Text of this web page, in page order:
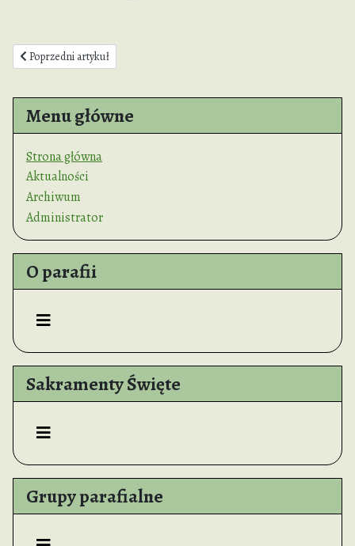
Menu główne
Strona główna
Aktualności
Archiwum
Administrator
O parafii
Sakramenty Święte
Grupy parafialne
Poprzedni artykuł: Zapraszamy do naszej wspólnoty
Poprzedni artykuł